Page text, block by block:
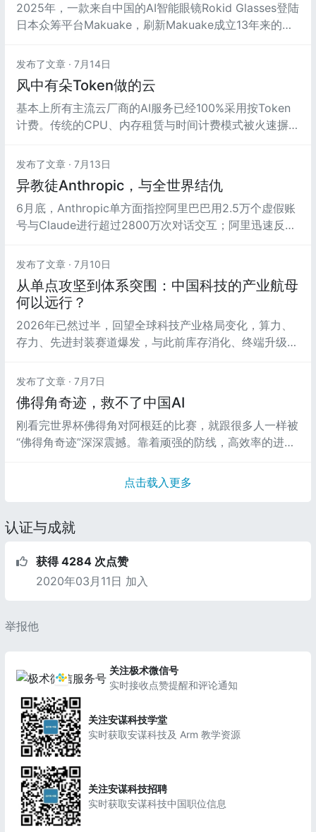
2025年，一款来自中国的AI智能眼镜Rokid Glasses登陆
日本众筹平台Makuake，刷新Makuake成立13年来的全
发布了文章 · 7月14日
风中有朵Token做的云
基本上所有主流云厂商的AI服务已经100%采用按Token
计费。传统的CPU、内存租赁与时间计费模式被火速摒
发布了文章 · 7月13日
异教徒Anthropic，与全世界结仇
6月底，Anthropic单方面指控阿里巴巴用2.5万个虚假账
号与Claude进行超过2800万次对话交互；阿里迅速反
前，DeepSeek、月之暗面和MiniMax也遭过类似指控。
发布了文章 · 7月10日
从单点攻坚到体系突围：中国科技的产业航母
何以远行？
2026年已然过半，回望全球科技产业格局变化，算力、
存力、先进封装赛道爆发，与此前库存消化、终端升级带
上行支撑，源于AI技术彻底颠覆传统产品需求结构，驱动
整个产业迈入AI超级周期。
发布了文章 · 7月7日
佛得角奇迹，救不了中国AI
刚看完世界杯佛得角对阿根廷的比赛，就跟很多人一样被
“佛得角奇迹”深深震撼。靠着顽强的防线，高效率的进
90分钟比赛时间里先后逼平了西班牙、乌拉圭、阿根廷
点击载入更多
认证与成就
获得 4284 次点赞
2020年03月11日 加入
举报他
关注极术微信号
实时接收点赞提醒和评论通知
关注安谋科技学堂
实时获取安谋科技及 Arm 教学资源
关注安谋科技招聘
实时获取安谋科技中国职位信息